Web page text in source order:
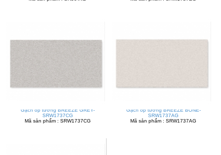
Gạch ốp tường BREEZE GREY-
SRW1737CG
Mã sản phẩm : SRW1737CG
Gạch ốp tường BREEZE BONE-
SRW1737AG
Mã sản phẩm : SRW1737AG